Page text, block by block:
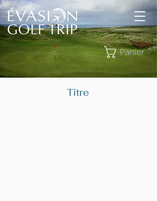
Panier
Titre